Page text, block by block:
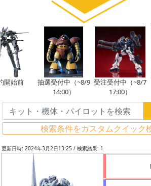
始前
抽選受付中（~8/9
14:00）
受注受付中（~8/7
17:00）
検索条件をカスタムクイック
ー
ド
検
索
グ
レ
更新日時: 2024年3月2日13:25 / 検索結果: 1